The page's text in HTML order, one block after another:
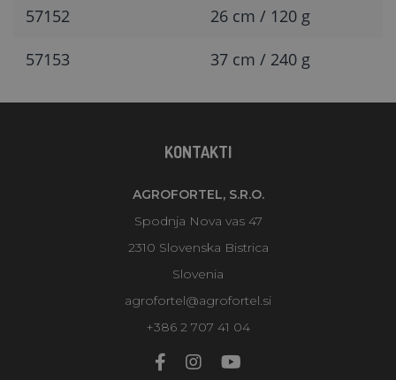
57152 26 cm / 120 g
57153 37 cm / 240 g
KONTAKTI
AGROFORTEL, S.R.O.
Spodnja Nova vas 47
2310 Slovenska Bistrica
Slovenia
agrofortel@agrofortel.si
+386 2 707 41 04